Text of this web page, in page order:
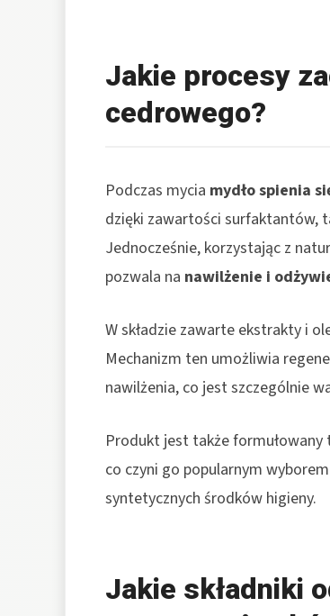
Jakie procesy
cedrowego?
Podczas mycia mydło spienia
dzięki zawartości surfaktantów,
Jednocześnie, korzystając z
pozwala na nawilżenie i
W składzie zawarte ekstrakty i
Mechanizm ten umożliwia
nawilżenia, co jest szczególnie
Produkt jest także formułowany
co czyni go popularnym
syntetycznych środków higieny.
Jakie składniki